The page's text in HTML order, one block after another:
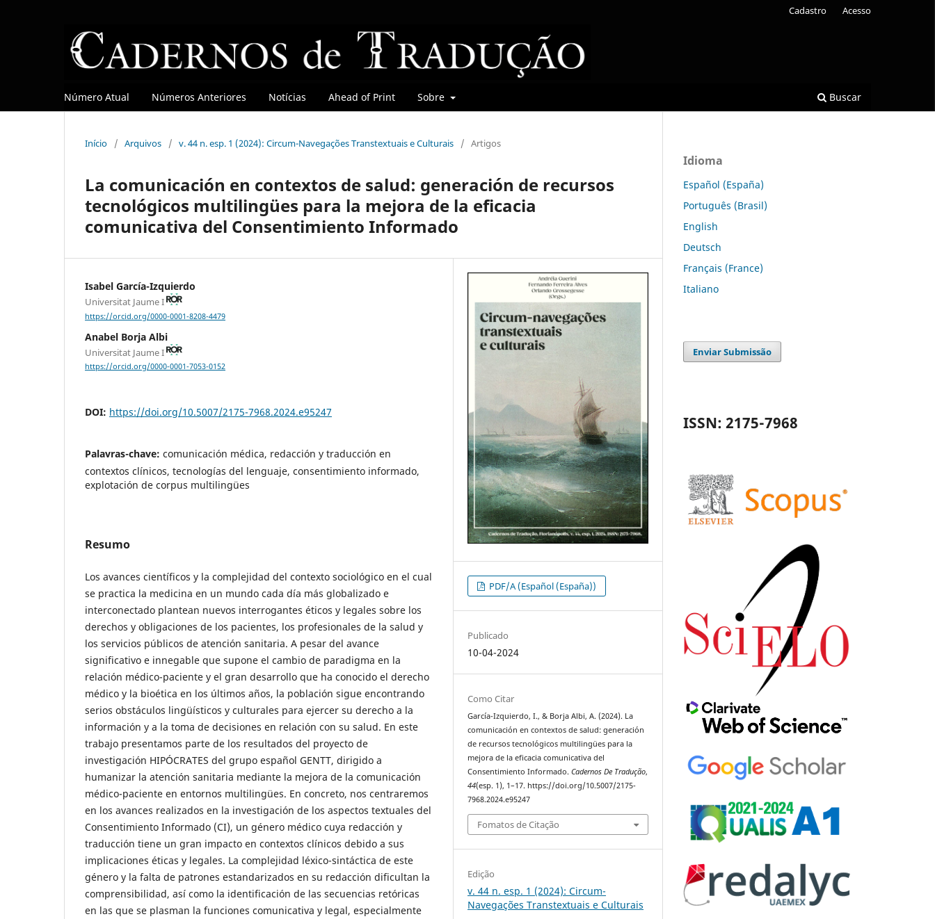
Número Atual Números Anteriores Notícias Ahead of Print Sobre Buscar
Cadastro Acesso
Início / Arquivos / v. 44 n. esp. 1 (2024): Circum-Navegações Transtextuais e Culturais / Artigos
La comunicación en contextos de salud: generación de recursos
tecnológicos multilingües para la mejora de la eficacia
comunicativa del Consentimiento Informado
Isabel García-Izquierdo
Universitat Jaume I
https://orcid.org/0000-0001-8208-4479
Anabel Borja Albi
Universitat Jaume I
https://orcid.org/0000-0001-7053-0152
DOI: https://doi.org/10.5007/2175-7968.2024.e95247
Palavras-chave: comunicación médica, redacción y traducción en
contextos clínicos, tecnologías del lenguaje, consentimiento informado,
explotación de corpus multilingües
Resumo
Los avances científicos y la complejidad del contexto sociológico en el cual
se practica la medicina en un mundo cada día más globalizado e
interconectado plantean nuevos interrogantes éticos y legales sobre los
derechos y obligaciones de los pacientes, los profesionales de la salud y
los servicios públicos de atención sanitaria. A pesar del avance
significativo e innegable que supone el cambio de paradigma en la
relación médico-paciente y el gran desarrollo que ha conocido el derecho
médico y la bioética en los últimos años, la población sigue encontrando
serios obstáculos lingüísticos y culturales para ejercer su derecho a la
información y a la toma de decisiones en relación con su salud. En este
trabajo presentamos parte de los resultados del proyecto de
investigación HIPÓCRATES del grupo español GENTT, dirigido a
humanizar la atención sanitaria mediante la mejora de la comunicación
médico-paciente en entornos multilingües. En concreto, nos centraremos
en los avances realizados en la investigación de los aspectos textuales del
Consentimiento Informado (CI), un género médico cuya redacción y
traducción tiene un gran impacto en contextos clínicos debido a sus
implicaciones éticas y legales. La complejidad léxico-sintáctica de este
género y la falta de patrones estandarizados en su redacción dificultan la
comprensibilidad, así como la identificación de las secuencias retóricas
en las que se plasman la funciones comunicativa y legal, especialmente
PDF/A (Español (España))
Publicado
10-04-2024
Como Citar
García-Izquierdo, I., & Borja Albi, A. (2024). La
comunicación en contextos de salud: generación
de recursos tecnológicos multilingües para la
mejora de la eficacia comunicativa del
Consentimiento Informado.Cadernos De Tradução,
44(esp. 1), 1–17. https://doi.org/10.5007/2175-
7968.2024.e95247
Fomatos de Citação
Edição
v. 44 n. esp. 1 (2024): Circum-
Navegações Transtextuais e Culturais
Idioma
Español (España)
Português (Brasil)
English
Deutsch
Français (France)
Italiano
Enviar Submissão
ISSN: 2175-7968